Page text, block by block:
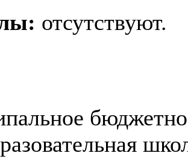
отсутствуют.